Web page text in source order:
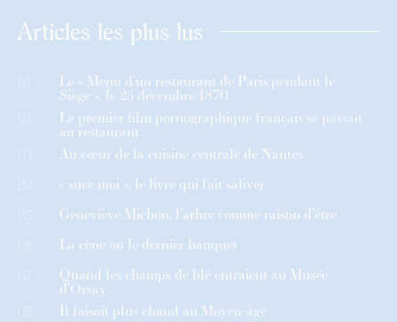
Articles les plus lus
Le « Menu d’un restaurant de Paris pendant le
Siège », le 25 décembre 1870
Le premier film pornographique français se passait
au restaurant
Au cœur de la cuisine centrale de Nantes
« suce moi », le livre qui fait saliver
Geneviève Michon, l’arbre comme raison d’être
06 La cène ou le dernier banquet
07 Quand les champs de blé entraient au Musée
d’Orsay
Il faisait plus chaud au Moyen-âge